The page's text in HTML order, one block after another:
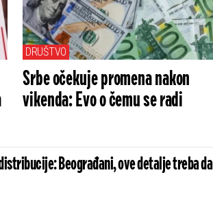
DRUŠTVO
Srbe očekuje promena nakon
vikenda: Evo o čemu se radi
Beograđani, ove detalje treba da